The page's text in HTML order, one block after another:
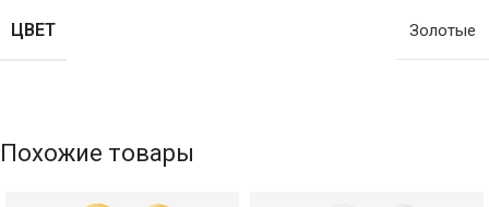
ЦВЕТ
Золотые
Похожие товары